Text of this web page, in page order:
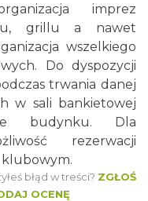
imprez
grillu a nawet
wszelkiego
Do dyspozycji
trwania danej
w sali bankietowej
budynku. Dla
rezerwacji
błąd w treści? ZGŁOŚ
OCENĘ